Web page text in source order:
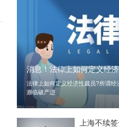
我想问一下申请护照需要带
2023-05-04
您好：请问从国外进口的费
谢！
2023-05-04
外国旅游签证可以在中国大
2023-05-04
法律上如何定义经济性裁员?所谓经
濒临破产进
上海不续签